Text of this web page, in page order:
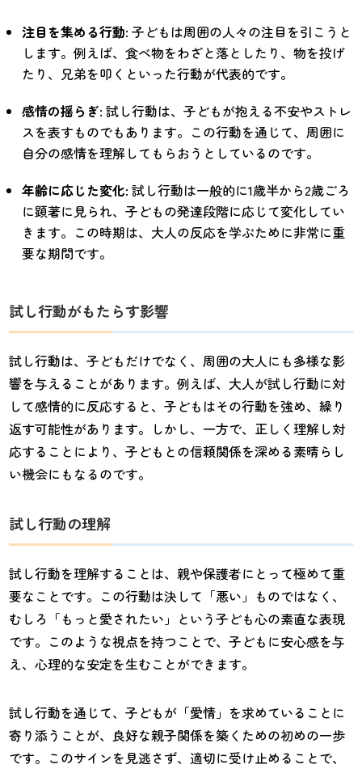
注目を集める行動: 子どもは周囲の人々の注目を引こうと
します。例えば、食べ物をわざと落としたり、物を投げ
たり、兄弟を叩くといった行動が代表的です。
感情の揺らぎ: 試し行動は、子どもが抱える不安やストレ
スを表すものでもあります。この行動を通じて、周囲に
自分の感情を理解してもらおうとしているのです。
年齢に応じた変化: 試し行動は一般的に1歳半から2歳ごろ
に顕著に見られ、子どもの発達段階に応じて変化してい
きます。この時期は、大人の反応を学ぶために非常に重
要な期間です。
試し行動がもたらす影響
試し行動は、子どもだけでなく、周囲の大人にも多様な影
響を与えることがあります。例えば、大人が試し行動に対
して感情的に反応すると、子どもはその行動を強め、繰り
返す可能性があります。しかし、一方で、正しく理解し対
応することにより、子どもとの信頼関係を深める素晴らし
い機会にもなるのです。
試し行動の理解
試し行動を理解することは、親や保護者にとって極めて重
要なことです。この行動は決して「悪い」ものではなく、
むしろ「もっと愛されたい」という子ども心の素直な表現
です。このような視点を持つことで、子どもに安心感を与
え、心理的な安定を生むことができます。
試し行動を通じて、子どもが「愛情」を求めていることに
寄り添うことが、良好な親子関係を築くための初めの一歩
です。このサインを見逃さず、適切に受け止めることで、